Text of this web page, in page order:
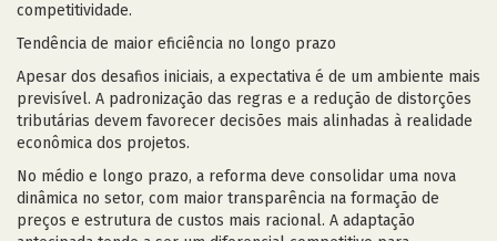
competitividade.
Tendência de maior eficiência no longo prazo
Apesar dos desafios iniciais, a expectativa é de um ambiente mais
previsível. A padronização das regras e a redução de distorções
tributárias devem favorecer decisões mais alinhadas à realidade
econômica dos projetos.
No médio e longo prazo, a reforma deve consolidar uma nova
dinâmica no setor, com maior transparência na formação de
preços e estrutura de custos mais racional. A adaptação